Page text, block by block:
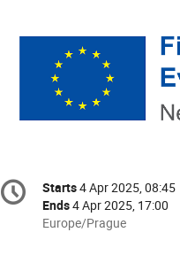
Conference
information
Date/Time
Starts4 Apr 2025, 08:45
Ends4 Apr 2025, 17:00
All
Europe/Prague